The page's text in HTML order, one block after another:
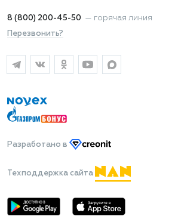
8 (800) 200-45-50 — горячая линия
Перезвонить?
Разработано в
Техподдержка сайта